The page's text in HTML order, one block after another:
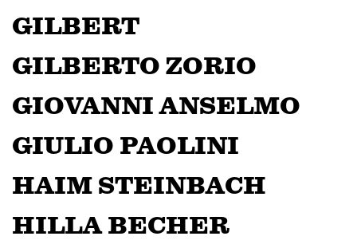
GILBERT
GILBERTO ZORIO
GIOVANNI ANSELMO
GIULIO PAOLINI
HAIM STEINBACH
HILLA BECHER